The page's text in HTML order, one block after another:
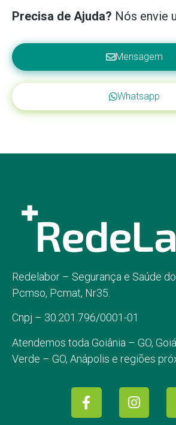
Precisa de Ajuda? Nós envie
Mensagem
Whatsapp
Redelabor – Segurança e Saúde
Pcmso, Pcmat, Nr35.
Cnpj – 30.201.796/0001-01
Atendemos toda Goiânia – GO,
Verde – GO, Anápolis e regiões